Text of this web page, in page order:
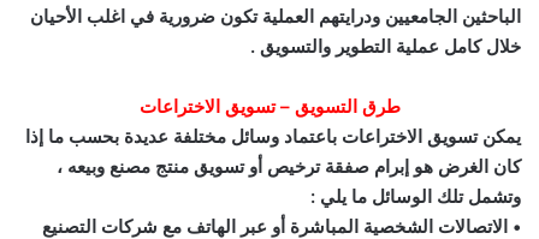
الباحثين الجامعيين ودرايتهم العملية تكون ضرورية في اغلب الأحيان
خلال كامل عملية التطوير والتسويق .
طرق التسويق – تسويق الاختراعات
يمكن تسويق الاختراعات باعتماد وسائل مختلفة عديدة بحسب ما إذا
كان الغرض هو إبرام صفقة ترخيص أو تسويق منتج مصنع وبيعه ،
وتشمل تلك الوسائل ما يلي :
• الاتصالات الشخصية المباشرة أو عبر الهاتف مع شركات التصنيع